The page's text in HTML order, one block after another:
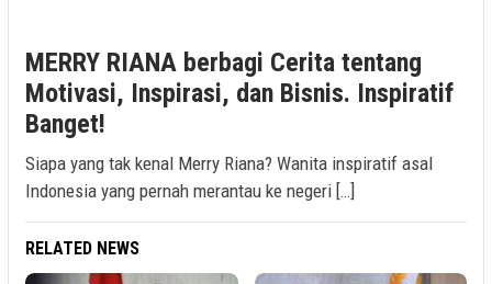
MERRY RIANA berbagi Cerita tentang
Motivasi, Inspirasi, dan Bisnis. Inspiratif
Banget!
Siapa yang tak kenal Merry Riana? Wanita inspiratif asal
Indonesia yang pernah merantau ke negeri […]
RELATED NEWS